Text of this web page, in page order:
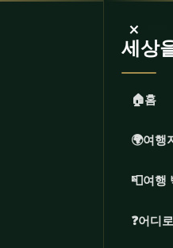
×
세상
🏠홈
🌍여행
📮여행
❓어디